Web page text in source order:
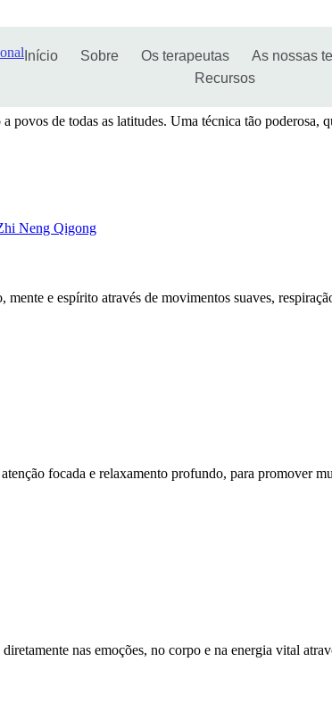
Início Sobre Os terapeutas As nossas
Recursos
povos de todas as latitudes. Uma técnica tão poderosa,
Neng Qigong
e espírito através de movimentos suaves,
focada e relaxamento profundo, para promover
nas emoções, no corpo e na energia vital